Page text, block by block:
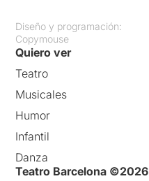
Diseño y programación:
Copymouse
Quiero ver
Teatro
Musicales
Humor
Infantil
Danza
Teatro Barcelona ©2026